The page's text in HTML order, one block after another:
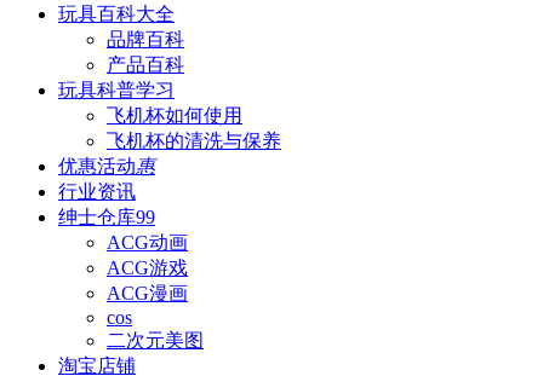
玩具百科大全
品牌百科
产品百科
玩具科普学习
飞机杯如何使用
飞机杯的清洗与保养
优惠活动惠
行业资讯
绅士仓库99
ACG动画
ACG游戏
ACG漫画
cos
二次元美图
淘宝店铺